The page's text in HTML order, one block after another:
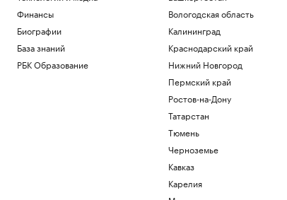
Финансы
Биографии
База знаний
РБК Образование
Вологодская область
Калининград
Краснодарский край
Нижний Новгород
Пермский край
Ростов-на-Дону
Татарстан
Тюмень
Черноземье
Кавказ
Карелия